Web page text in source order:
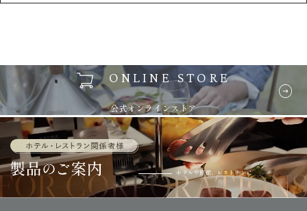
ONLINE STORE
公式オンラインストア
ホテルや旅館、レストランに